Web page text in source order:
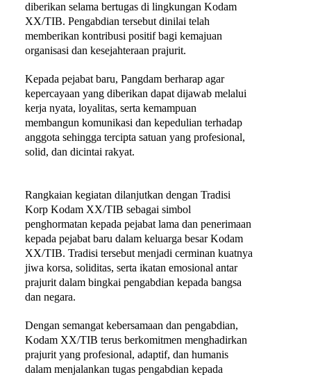
diberikan selama bertugas di lingkungan Kodam
XX/TIB. Pengabdian tersebut dinilai telah
memberikan kontribusi positif bagi kemajuan
organisasi dan kesejahteraan prajurit.
Kepada pejabat baru, Pangdam berharap agar
kepercayaan yang diberikan dapat dijawab melalui
kerja nyata, loyalitas, serta kemampuan
membangun komunikasi dan kepedulian terhadap
anggota sehingga tercipta satuan yang profesional,
solid, dan dicintai rakyat.
Rangkaian kegiatan dilanjutkan dengan Tradisi
Korp Kodam XX/TIB sebagai simbol
penghormatan kepada pejabat lama dan penerimaan
kepada pejabat baru dalam keluarga besar Kodam
XX/TIB. Tradisi tersebut menjadi cerminan kuatnya
jiwa korsa, soliditas, serta ikatan emosional antar
prajurit dalam bingkai pengabdian kepada bangsa
dan negara.
Dengan semangat kebersamaan dan pengabdian,
Kodam XX/TIB terus berkomitmen menghadirkan
prajurit yang profesional, adaptif, dan humanis
dalam menjalankan tugas pengabdian kepada